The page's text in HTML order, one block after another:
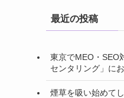
最近の投稿
東京でMEO・SEO
センタリング」にお
煙草を吸い始めてし